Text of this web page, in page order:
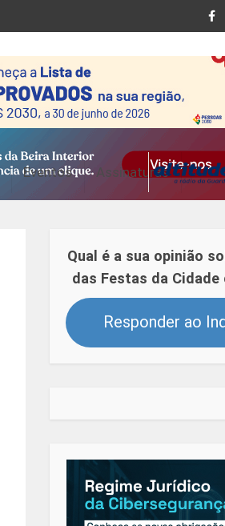
Eventos Assinaturas
Qual é a sua opinião
das Festas da Cidade
Responder ao